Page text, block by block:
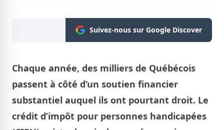
Suivez-nous sur Google Discover
Chaque année, des milliers de Québécois
passent à côté d’un soutien financier
substantiel auquel ils ont pourtant droit. Le
crédit d’impôt pour personnes handicapées